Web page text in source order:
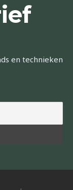
en technieken